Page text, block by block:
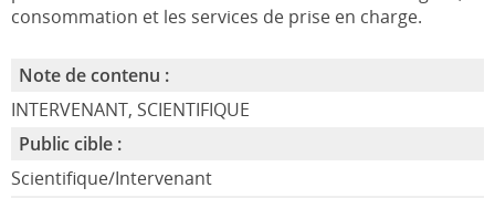
consommation et les services de prise en charge.
Note de contenu :
INTERVENANT, SCIENTIFIQUE
Public cible :
Scientifique/Intervenant